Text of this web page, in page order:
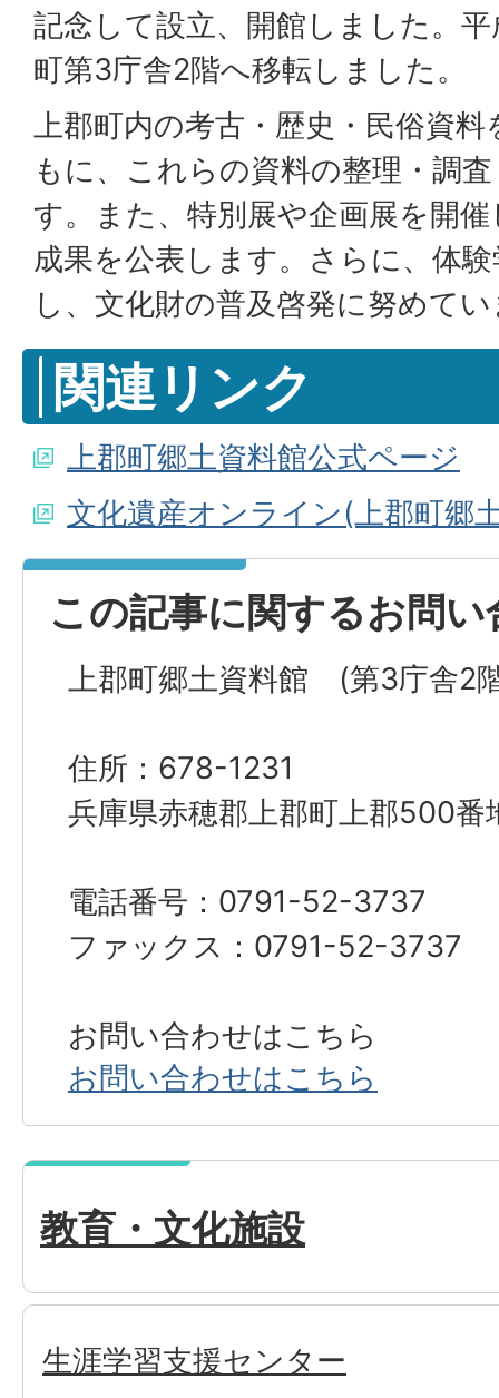
記念して設立、開館しました。
町第3庁舎2階へ移転しました。
上郡町内の考古・歴史・民俗資
もに、これらの資料の整理・調
す。また、特別展や企画展を開
成果を公表します。さらに、体
し、文化財の普及啓発に努めて
関連リンク
上郡町郷土資料館公式ページ
文化遺産オンライン(上郡町郷
この記事に関するお問い
上郡町郷土資料館 (第3庁舎2
住所：678-1231
兵庫県赤穂郡上郡町上郡500番
電話番号：0791-52-3737
ファックス：0791-52-3737
お問い合わせはこちら
お問い合わせはこちら
教育・文化施設
生涯学習支援センター